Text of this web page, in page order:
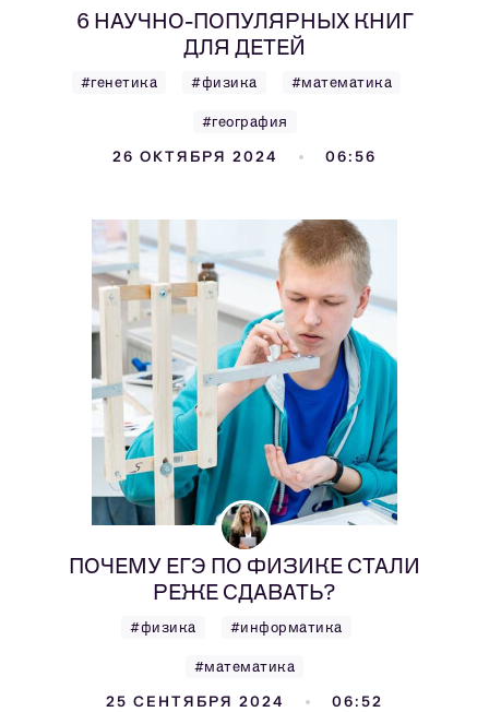
6 НАУЧНО-ПОПУЛЯРНЫХ КНИГ
ДЛЯ ДЕТЕЙ
#генетика #физика #математика
#география
26 ОКТЯБРЯ 2024 06:56
ПОЧЕМУ ЕГЭ ПО ФИЗИКЕ СТАЛИ
РЕЖЕ СДАВАТЬ?
#физика #информатика
#математика
25 СЕНТЯБРЯ 2024 06:52